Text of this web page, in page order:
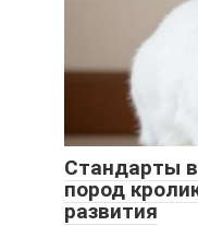
Стандарты
пород
развития